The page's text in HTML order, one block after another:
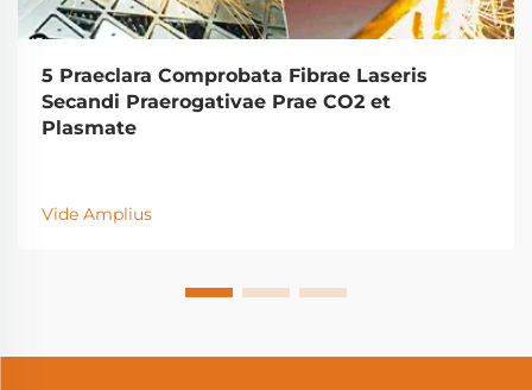
5 Praeclara Comprobata Fibrae Laseris
Secandi Praerogativae Prae CO2 et
Plasmate
Vide Amplius